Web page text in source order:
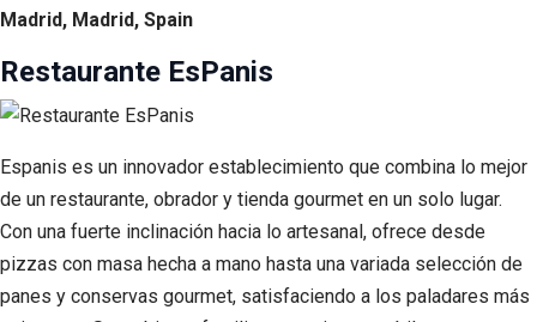
Madrid, Madrid, Spain
Restaurante EsPanis
Espanis es un innovador establecimiento que combina lo mejor
de un restaurante, obrador y tienda gourmet en un solo lugar.
Con una fuerte inclinación hacia lo artesanal, ofrece desde
pizzas con masa hecha a mano hasta una variada selección de
panes y conservas gourmet, satisfaciendo a los paladares más